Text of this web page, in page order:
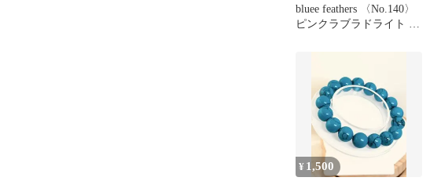
bluee feathers 〈No.140〉
ピンクラブラドライト 超
¥ 1,500